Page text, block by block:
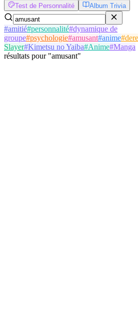
Test de Personnalité
Album Trivia
#amitié#personnalité#dynamique de
groupe#psychologie#amusant#anime#dere
Slayer#Kimetsu no Yaiba#Anime#Manga
résultats pour"amusant"